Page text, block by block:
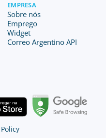
EMPRESA
Sobre nós
Emprego
Widget
Correo Argentino API